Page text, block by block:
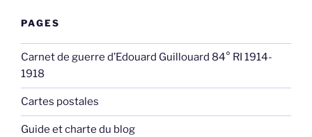
PAGES
Carnet de guerre d’Edouard Guillouard 84° RI 1914-
1918
Cartes postales
Guide et charte du blog